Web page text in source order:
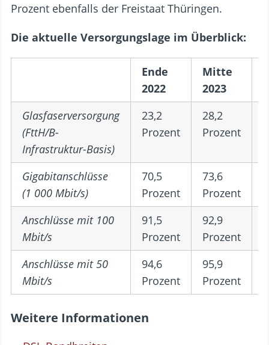
Prozent ebenfalls der Freistaat Thüringen.
Die aktuelle Versorgungslage im Überblick:
Ende
2022
Mitte
2023
Glasfaserversorgung
(FttH/B-
Infrastruktur-Basis)
23,2
Prozent
28,2
Prozent
Gigabitanschlüsse
(1 000 Mbit/s)
70,5
Prozent
73,6
Prozent
Anschlüsse mit 100
Mbit/s
91,5
Prozent
92,9
Prozent
Anschlüsse mit 50
Mbit/s
94,6
Prozent
95,9
Prozent
Weitere Informationen